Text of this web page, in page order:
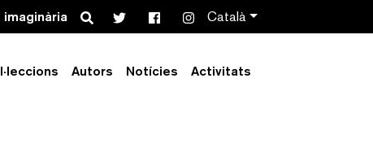
imaginària Search Català
Autors Notícies Activitats
a La